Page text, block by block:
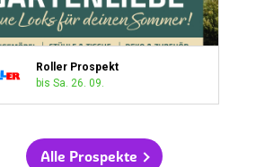
Roller Prospekt
bis Sa. 26. 09.
Alle Prospekte